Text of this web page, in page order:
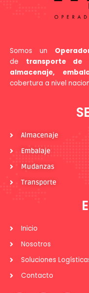
Somos un
de transporte de
almacenaje,
cobertura a nivel
Almacenaje
Embalaje
Mudanzas
Transporte
Inicio
Nosotros
Soluciones
Contacto